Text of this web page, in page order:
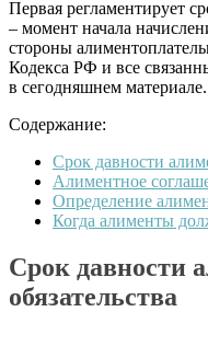
Первая регламентирует
– момент начала
стороны
Кодекса РФ и все
в сегодняшнем материале.
Содержание:
Срок давности
Алиментное
Определение
Когда алименты
Срок давности
обязательства